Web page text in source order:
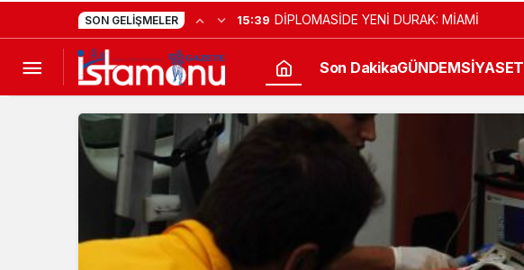
SON GELIŞMELER 20:46 BEYKOZ’DA GÖREVE ATANDI
Son DakikaGÜNDEMSİYASET